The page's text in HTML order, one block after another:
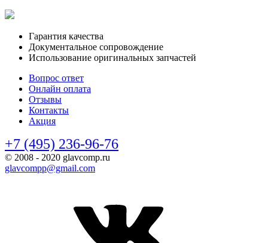
Гарантия качества
Документальное сопровождение
Использование оригинальных запчастей
Вопрос ответ
Онлайн оплата
Отзывы
Контакты
Акция
+7 (495) 236-96-76
© 2008 - 2020 glavcomp.ru
glavcompp@gmail.com